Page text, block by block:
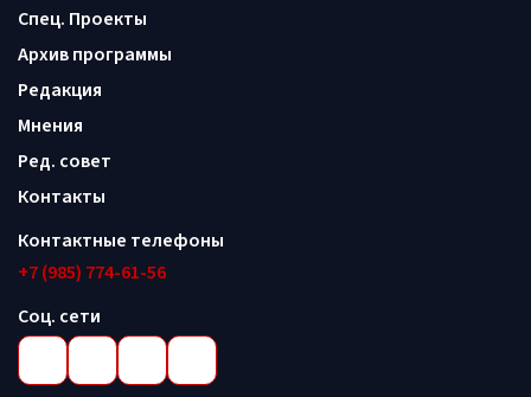
Спец. Проекты
Архив программы
Редакция
Мнения
Ред. совет
Контакты
Контактные телефоны
+7 (985) 774-61-56
Соц. сети